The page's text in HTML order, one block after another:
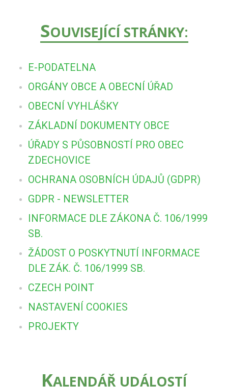
SOUVISEJÍCÍ STRÁNKY:
E-PODATELNA
ORGÁNY OBCE A OBECNÍ ÚŘAD
OBECNÍ VYHLÁŠKY
ZÁKLADNÍ DOKUMENTY OBCE
ÚŘADY S PŮSOBNOSTÍ PRO OBEC
ZDECHOVICE
OCHRANA OSOBNÍCH ÚDAJŮ (GDPR)
GDPR - NEWSLETTER
INFORMACE DLE ZÁKONA Č. 106/1999
SB.
ŽÁDOST O POSKYTNUTÍ INFORMACE
DLE ZÁK. Č. 106/1999 SB.
CZECH POINT
NASTAVENÍ COOKIES
PROJEKTY
KALENDÁŘ UDÁLOSTÍ